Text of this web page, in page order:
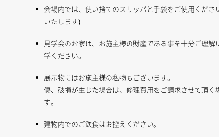
会場内では、使い捨てのスリッパと手袋をご使用くださ
いたします)
見学会のお家は、お施主様の財産である事を十分ご理解
学ください。
展示物にはお施主様の私物もございます。
傷、破損が生じた場合は、修理費用をご請求させて頂く
す。
建物内でのご飲食はお控えください。